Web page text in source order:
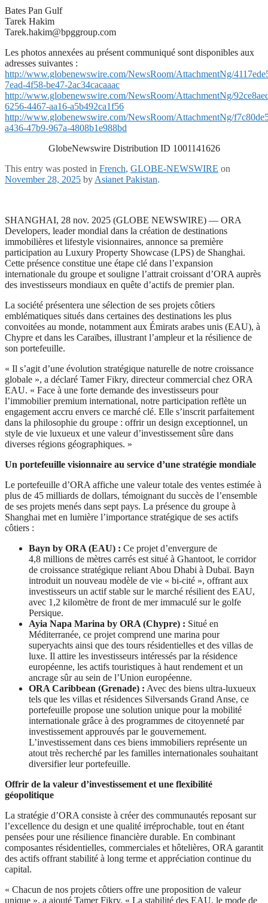
Bates Pan Gulf
Tarek Hakim
Tarek.hakim@bpggroup.com
Les photos annexées au présent communiqué sont disponibles aux
adresses suivantes :
http://www.globenewswire.com/NewsRoom/AttachmentNg/
7ead-4f58-be47-2ac34cacaaac
http://www.globenewswire.com/NewsRoom/AttachmentNg/
6256-4467-aa16-a5b492ca1f56
http://www.globenewswire.com/NewsRoom/AttachmentNg/
a436-47b9-967a-4808b1e988bd
GlobeNewswire Distribution ID 1001141626
This entry was posted in French, GLOBE-NEWSWIRE on
November 28, 2025 by Asianet Pakistan.
SHANGHAI, 28 nov. 2025 (GLOBE NEWSWIRE) — ORA
Developers, leader mondial dans la création de destinations
immobilières et lifestyle visionnaires, annonce sa première
participation au Luxury Property Showcase (LPS) de Shanghai.
Cette présence constitue une étape clé dans l’expansion
internationale du groupe et souligne l’attrait croissant d’ORA auprès
des investisseurs mondiaux en quête d’actifs de premier plan.
La société présentera une sélection de ses projets côtiers
emblématiques situés dans certaines des destinations les plus
convoitées au monde, notamment aux Émirats arabes unis (EAU), à
Chypre et dans les Caraïbes, illustrant l’ampleur et la résilience de
son portefeuille.
« Il s’agit d’une évolution stratégique naturelle de notre croissance
globale », a déclaré Tamer Fikry, directeur commercial chez ORA
EAU. « Face à une forte demande des investisseurs pour
l’immobilier premium international, notre participation reflète un
engagement accru envers ce marché clé. Elle s’inscrit parfaitement
dans la philosophie du groupe : offrir un design exceptionnel, un
style de vie luxueux et une valeur d’investissement sûre dans
diverses régions géographiques. »
Un portefeuille visionnaire au service d’une stratégie mondiale
Le portefeuille d’ORA affiche une valeur totale des ventes estimée à
plus de 45 milliards de dollars, témoignant du succès de l’ensemble
de ses projets menés dans sept pays. La présence du groupe à
Shanghai met en lumière l’importance stratégique de ses actifs
côtiers :
Bayn by ORA (EAU) : Ce projet d’envergure de
4,8 millions de mètres carrés est situé à Ghantoot, le corridor
de croissance stratégique reliant Abou Dhabi à Dubaï. Bayn
introduit un nouveau modèle de vie « bi-cité », offrant aux
investisseurs un actif stable sur le marché résilient des EAU,
avec 1,2 kilomètre de front de mer immaculé sur le golfe
Persique.
Ayia Napa Marina by ORA (Chypre) : Situé en
Méditerranée, ce projet comprend une marina pour
superyachts ainsi que des tours résidentielles et des villas de
luxe. Il attire les investisseurs intéressés par la résidence
européenne, les actifs touristiques à haut rendement et un
ancrage sûr au sein de l’Union européenne.
ORA Caribbean (Grenade) : Avec des biens ultra-luxueux
tels que les villas et résidences Silversands Grand Anse, ce
portefeuille propose une solution unique pour la mobilité
internationale grâce à des programmes de citoyenneté par
investissement approuvés par le gouvernement.
L’investissement dans ces biens immobiliers représente un
atout très recherché par les familles internationales souhaitant
diversifier leur portefeuille.
Offrir de la valeur d’investissement et une flexibilité
géopolitique
La stratégie d’ORA consiste à créer des communautés reposant sur
l’excellence du design et une qualité irréprochable, tout en étant
pensées pour une résilience financière durable. En combinant
composantes résidentielles, commerciales et hôtelières, ORA garantit
des actifs offrant stabilité à long terme et appréciation continue du
capital.
« Chacun de nos projets côtiers offre une proposition de valeur
unique », a ajouté Tamer Fikry. « La stabilité des EAU, le mode de